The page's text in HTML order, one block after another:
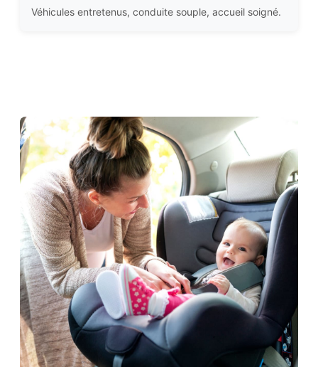
Véhicules entretenus, conduite souple, accueil soigné.